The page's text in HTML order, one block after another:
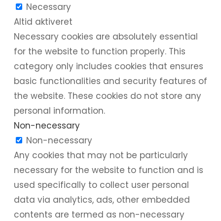
Necessary
Altid aktiveret
Necessary cookies are absolutely essential
for the website to function properly. This
category only includes cookies that ensures
basic functionalities and security features of
the website. These cookies do not store any
personal information.
Non-necessary
Non-necessary
Any cookies that may not be particularly
necessary for the website to function and is
used specifically to collect user personal
data via analytics, ads, other embedded
contents are termed as non-necessary